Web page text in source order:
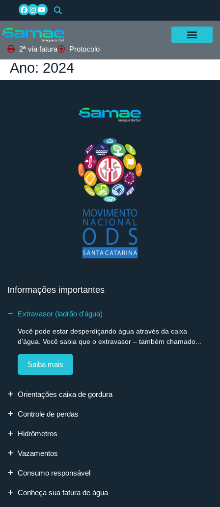
2ª via fatura Protocolo
Ano: 2024
Informações importantes
Extravasor (ladrão d'água)
Você pode estar desperdiçando água através da caixa
d’água. Você sabia que o extravasor – também chamado...
Saiba mais
Orientações caixa de gordura
Controle de perdas
Hidrômetros
Vazamentos
Consumo responsável
Conheça sua fatura de água